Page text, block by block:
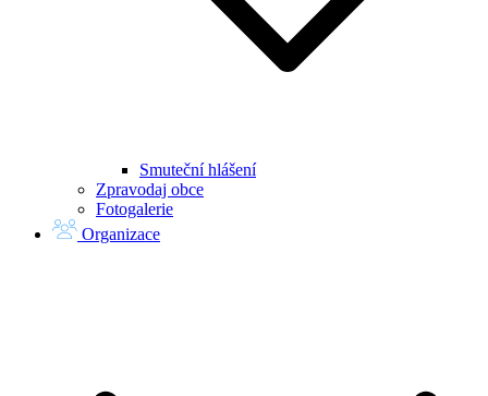
Smuteční hlášení
Zpravodaj obce
Fotogalerie
Organizace